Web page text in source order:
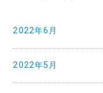
2022年6月
2022年5月